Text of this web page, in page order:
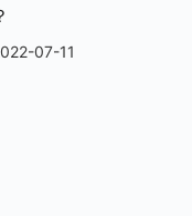
07-11